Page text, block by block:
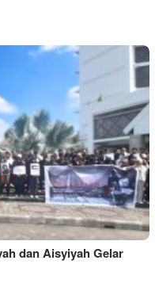
dan Aisyiyah Gelar